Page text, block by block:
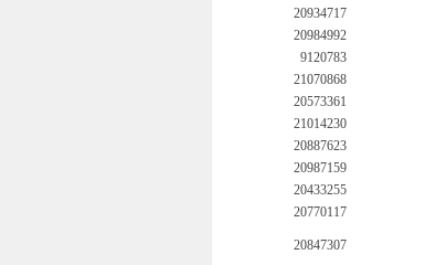
20934717
20984992
9120783
21070868
20573361
21014230
20887623
20987159
20433255
20770117
20847307